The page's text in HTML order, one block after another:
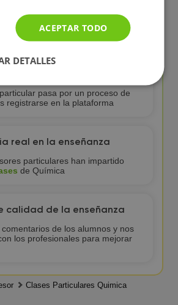
clases de Química con
en BuscaTuProfesor?
pasa por un proceso de
registrarse en la plataforma
real en la enseñanza
particulares han impartido
de Química
calidad de la enseñanza
de los alumnos y nos
los profesionales para mejorar
Clases Particulares Quimica
ACEPTAR TODO
DETALLES